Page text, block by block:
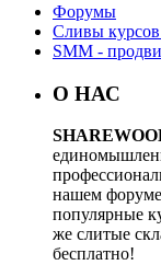
Форумы
Сливы
SMM -
О НАС
нашем
популярные
же слитые
бесплатно!